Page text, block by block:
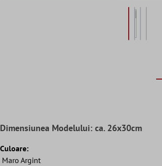
Dimensiunea Modelului: ca. 26x30cm
Culoare:
Maro Argint